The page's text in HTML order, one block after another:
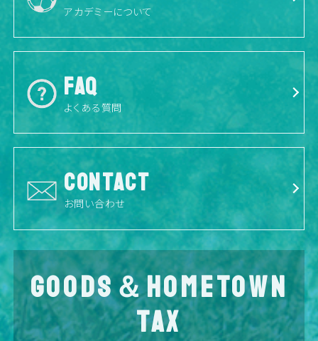
アカデミーについて
FAQ
よくある質問
CONTACT
お問い合わせ
GOODS＆HOMETOWN
TAX